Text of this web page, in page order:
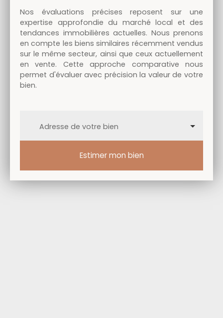
Nos évaluations précises reposent sur une
expertise approfondie du marché local et des
tendances immobilières actuelles. Nous prenons
en compte les biens similaires récemment vendus
sur le même secteur, ainsi que ceux actuellement
en vente. Cette approche comparative nous
permet d'évaluer avec précision la valeur de votre
bien.
Adresse de votre bien
Estimer mon bien